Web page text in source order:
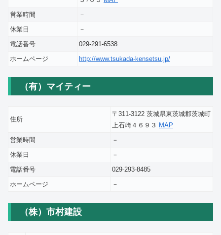
営業時間
－
休業日
－
電話番号
029-291-6538
ホームページ
http://www.tsukada-kensetsu.jp/
（有）マイティー
住所
〒311-3122 茨城県東茨城郡茨城町
上石崎４６９３ MAP
営業時間
－
休業日
－
電話番号
029-293-8485
ホームページ
－
（株）市村建設